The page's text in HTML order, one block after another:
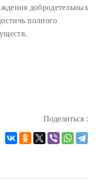
добродетельных
полного
Поделиться :